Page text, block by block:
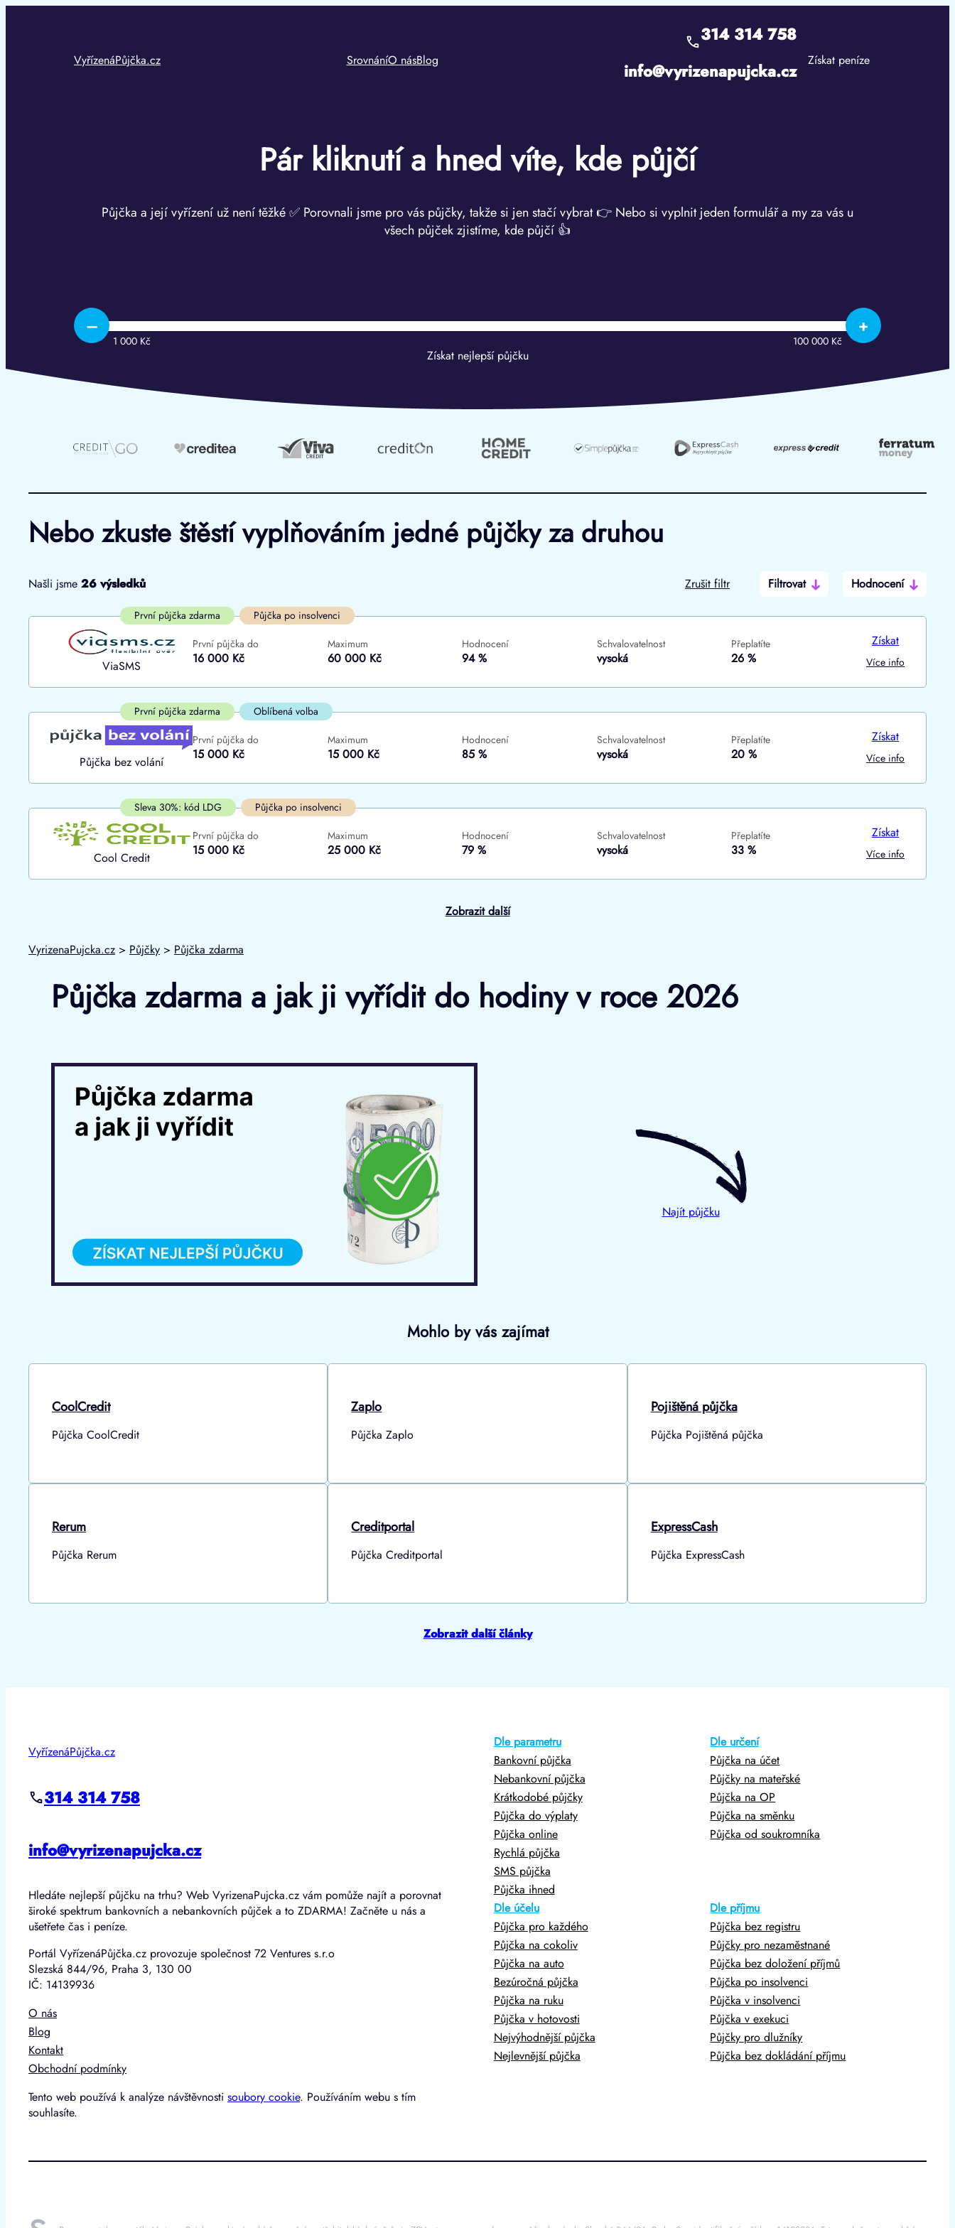
VyřízenáPůjčka.cz
SrovnáníO násBlog
314 314 758
info@vyrizenapujcka.cz
Získat peníze
Pár kliknutí a hned víte, kde půjčí
Půjčka a její vyřízení už není těžké ✅ Porovnali jsme pro vás půjčky, takže si jen stačí vybrat 👉 Nebo si vyplnit jeden formulář a my za vás u
všech půjček zjistíme, kde půjčí 👍
– +
1 000 Kč 100 000 Kč
Získat nejlepší půjčku
Nebo zkuste štěstí vyplňováním jedné půjčky za druhou
Zrušit filtr Filtrovat
Hodnocení
Do
První půjčka zdarma
ano
Našli jsme 26 výsledků
První půjčka zdarma Půjčka po insolvenci
ViaSMS
První půjčka do
16 000 Kč
Maximum
60 000 Kč
Hodnocení
94 %
Schvalovatelnost
vysoká
Přeplatíte
26 %
Získat
Více info
První půjčka zdarma Oblíbená volba
Půjčka bez volání
První půjčka do
15 000 Kč
Maximum
15 000 Kč
Hodnocení
85 %
Schvalovatelnost
vysoká
Přeplatíte
20 %
Získat
Více info
Sleva 30%: kód LDG Půjčka po insolvenci
Cool Credit
První půjčka do
15 000 Kč
Maximum
25 000 Kč
Hodnocení
79 %
Schvalovatelnost
vysoká
Přeplatíte
33 %
Získat
Více info
Zobrazit další
VyrizenaPujcka.cz > Půjčky > Půjčka zdarma
Půjčka zdarma a jak ji vyřídit do hodiny v roce 2026
Najít půjčku
Mohlo by vás zajímat
CoolCredit
Půjčka CoolCredit
Zaplo
Půjčka Zaplo
Pojištěná půjčka
Půjčka Pojištěná půjčka
Rerum
Půjčka Rerum
Creditportal
Půjčka Creditportal
ExpressCash
Půjčka ExpressCash
Zobrazit další články
VyřízenáPůjčka.cz
314 314 758
info@vyrizenapujcka.cz
Hledáte nejlepší půjčku na trhu? Web VyrizenaPujcka.cz vám pomůže najít a porovnat
široké spektrum bankovních a nebankovních půjček a to ZDARMA! Začněte u nás a
ušetřete čas i peníze.
Portál VyřízenáPůjčka.cz provozuje společnost 72 Ventures s.r.o
Slezská 844/96, Praha 3, 130 00
IČ: 14139936
O nás
Blog
Kontakt
Obchodní podmínky
Tento web používá k analýze návštěvnosti soubory cookie. Používáním webu s tím
souhlasíte.
Dle parametru
Bankovní půjčka
Nebankovní půjčka
Krátkodobé půjčky
Půjčka do výplaty
Půjčka online
Rychlá půjčka
SMS půjčka
Půjčka ihned
Dle určení
Půjčka na účet
Půjčky na mateřské
Půjčka na OP
Půjčka na směnku
Půjčka od soukromníka
Dle účelu
Půjčka pro každého
Půjčka na cokoliv
Půjčka na auto
Bezúročná půjčka
Půjčka na ruku
Půjčka v hotovosti
Nejvýhodnější půjčka
Nejlevnější půjčka
Dle příjmu
Půjčka bez registru
Půjčky pro nezaměstnané
Půjčka bez doložení příjmů
Půjčka po insolvenci
Půjčka v insolvenci
Půjčka v exekuci
Půjčky pro dlužníky
Půjčka bez dokládání příjmu